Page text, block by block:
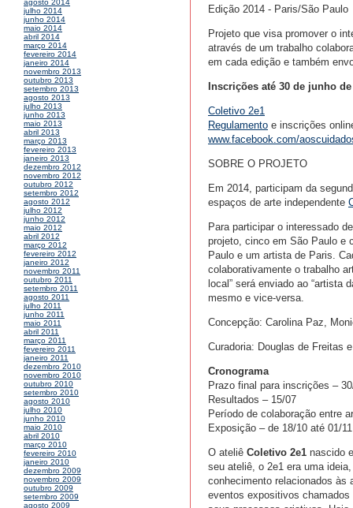
agosto 2014
julho 2014
junho 2014
maio 2014
abril 2014
março 2014
fevereiro 2014
janeiro 2014
novembro 2013
outubro 2013
setembro 2013
agosto 2013
julho 2013
junho 2013
maio 2013
abril 2013
março 2013
fevereiro 2013
janeiro 2013
dezembro 2012
novembro 2012
outubro 2012
setembro 2012
agosto 2012
julho 2012
junho 2012
maio 2012
abril 2012
março 2012
fevereiro 2012
janeiro 2012
novembro 2011
outubro 2011
setembro 2011
agosto 2011
julho 2011
junho 2011
maio 2011
abril 2011
março 2011
fevereiro 2011
janeiro 2011
dezembro 2010
novembro 2010
outubro 2010
setembro 2010
agosto 2010
julho 2010
junho 2010
maio 2010
abril 2010
março 2010
fevereiro 2010
janeiro 2010
dezembro 2009
novembro 2009
outubro 2009
setembro 2009
agosto 2009
Edição 2014 - Paris/São Paulo
Projeto que visa promover o
através de um trabalho
em cada edição e também
Inscrições até 30 de junho de
Coletivo 2e1
Regulamento e inscrições
www.facebook.com/
SOBRE O PROJETO
Em 2014, participam da
espaços de arte independente
Para participar o interessado
projeto, cinco em São Paulo e
Paulo e um artista de Paris.
colaborativamente o trabalho
local” será enviado ao “artista
mesmo e vice-versa.
Concepção: Carolina Paz,
Curadoria: Douglas de Freitas
Cronograma
Prazo final para inscrições –
Resultados – 15/07
Período de colaboração entre
Exposição – de 18/10 até 01/11
O ateliê Coletivo 2e1 nascido
seu ateliê, o 2e1 era uma
conhecimento relacionados às
eventos expositivos